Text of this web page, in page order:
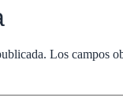
Los campos